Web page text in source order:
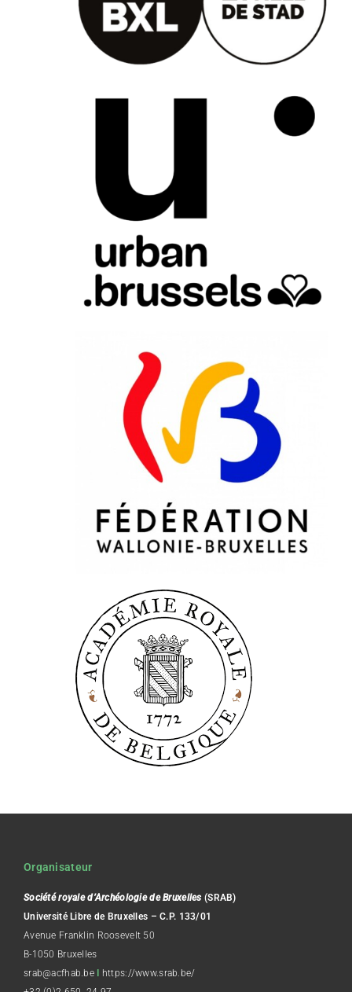
Organisateur
Société royale d’Archéologie de Bruxelles (SRAB)
Université Libre de Bruxelles – C.P. 133/01
Avenue Franklin Roosevelt 50
B-1050 Bruxelles
srab@acfhab.be
https://www.srab.be/